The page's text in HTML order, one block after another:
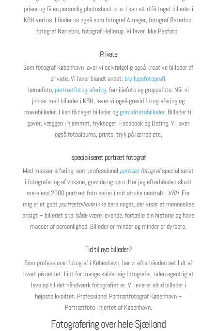
priser og få en personlig photoshoot pris. I kan altid få taget billeder i
KBH ved os. I finder os også som fotograf Amager, fotograf Østerbro,
fotograf Nørrebro, fotograf Hellerup. Vi laver ikke Pasfoto.
Private
Som fotograf København laver vi selvfølgelig også kreative billeder af
private. Vi laver blandt andet: bryllupsfotografi,
børnefoto, portrætfotografering, familiefoto og gruppefoto. Når vi
jobber med billeder i KBH, laver vi også gravid fotografering og
mavebilleder. I kan få taget billeder oggraviditetsbilleder. Billeder til
gaver, væggen i hjemmet, tryksager, Facebook og Dating. Vi laver
også fotoalbums, prints, tryk på lærred etc.
specialiseret portræt fotograf
Med masser erfaring, som professionel portrætfotografspecialiseret
i fotografering af voksne, gravide og børn. Har jeg efterhånden skudt
mere end 2000 portræt foto serier i mit studie centralt i KBH. For
mig er et godt portrætbilledeikke bare noget, der viser et menneskes
ansigt – billedet skal både være levende, fortælle din historie og have
masser af personlighed. Billeder er minder og minder er dyrbare.
Tid til nye billeder?
Som professionel fotograf i København, har vi efterhånden set lidt af
hvert på nettet. Lidt for mange kalder sig fotografer, uden egentlig at
leve op til det håndværk fotografiet er. Vi leverer altid billeder i
højeste kvalitet. Professionel Portrætfotograf København –
Portrætfoto i hjertet af København.
Fotografering over hele Sjælland